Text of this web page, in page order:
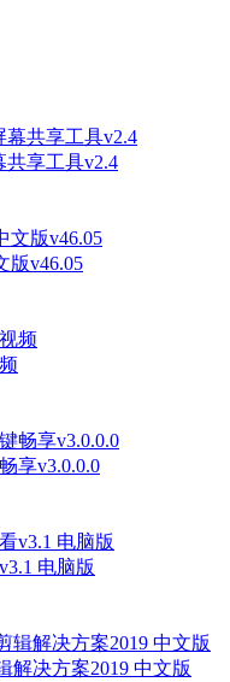
共享工具v2.4
版v46.05
享v3.0.0.0
电脑版
解决方案2019 中文版